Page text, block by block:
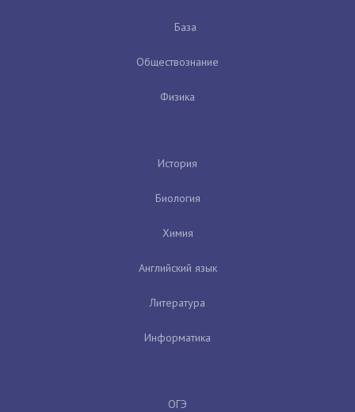
База
Обществознание
Физика
История
Биология
Химия
Английский язык
Литература
Информатика
ОГЭ